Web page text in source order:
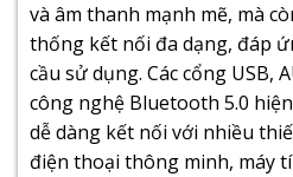
và âm thanh mạnh mẽ, mà
thống kết nối đa dạng, đáp
cầu sử dụng. Các cổng USB,
công nghệ Bluetooth 5.0
dễ dàng kết nối với nhiều
điện thoại thông minh, máy